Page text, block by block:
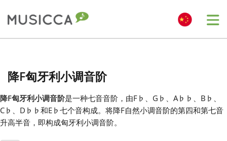
Български
Dansk
降F匈牙利小调音阶
降F匈牙利小调音阶是一种七音音阶，由F ♭ 、G ♭ 、A♭ ♭ 、B ♭ 、
C ♭ 、D ♭ ♭ 和E ♭ 七个音构成。将降F自然小调音阶的第四和第七音
升高半音，即构成匈牙利小调音阶。